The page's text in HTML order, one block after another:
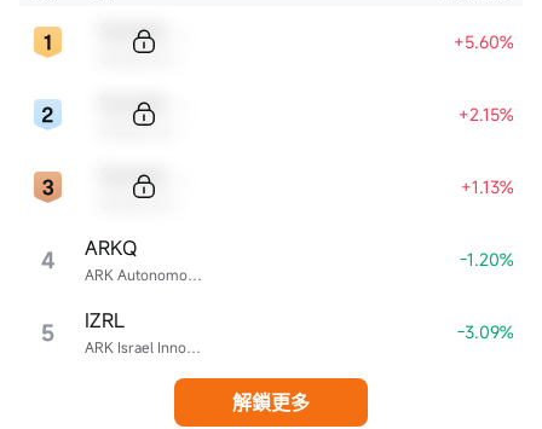
+5.60%
+2.15%
+1.13%
4 ARK Autonomous Technology & Robotics ETF
ARKQ -1.20%
5 ARK Israel Innovative Technology ETF
IZRL -3.09%
解鎖更多